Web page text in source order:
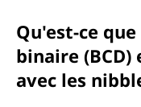
Qu'est-ce
binaire
avec les